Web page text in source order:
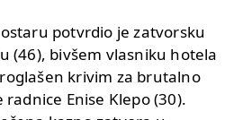
potvrdio je zatvorsku
(46), bivšem vlasniku hotela
krivim za brutalno
Enise Klepo (30).